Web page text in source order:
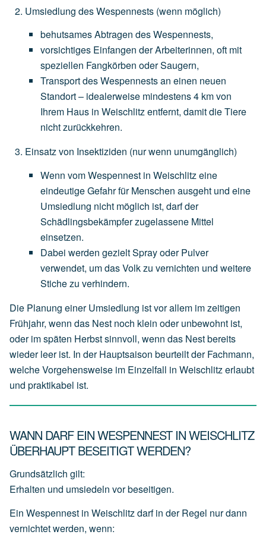
Umsiedlung des Wespennests (wenn möglich)
behutsamesAbtragen desWespennests,
vorsichtiges Einfangen derArbeiterinnen, oft mit
speziellen Fangkörben oderSaugern,
TransportdesWespennestsan einen neuen
Standort– idealerweise mindestens4 kmvon
Ihrem Haus in Weischlitzentfernt, damitdieTiere
nichtzurückkehren.
Einsatz von Insektiziden (nurwenn unumgänglich)
Wenn vomWespennest in Weischlitzeine
eindeutigeGefahrfür Menschen ausgeht und eine
Umsiedlung nicht möglich ist, darfder
Schädlingsbekämpferzugelassene Mittel
einsetzen.
Dabei werden gezieltSprayoder Pulver
verwendet, umdasVolkzu vernichten und weitere
Stichezu verhindern.
Die Planung einer Umsiedlung ist vor allem im zeitigen
Frühjahr, wenn das Nest noch klein oder unbewohnt ist,
oder im späten Herbst sinnvoll, wenn das Nest bereits
wieder leer ist. In der Hauptsaison beurteilt der Fachmann,
welche Vorgehensweise im Einzelfall in Weischlitz erlaubt
und praktikabel ist.
WANN DARF EIN WESPENNEST IN WEISCHLITZ
ÜBERHAUPT BESEITIGT WERDEN?
Grundsätzlich gilt:
Erhalten und umsiedeln vor beseitigen.
Ein Wespennest in Weischlitz darf in der Regel nur dann
vernichtet werden, wenn: